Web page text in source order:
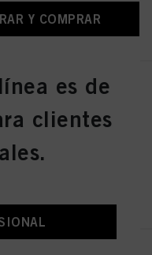
Y COMPRAR
6-12 Rubio
es de
clientes